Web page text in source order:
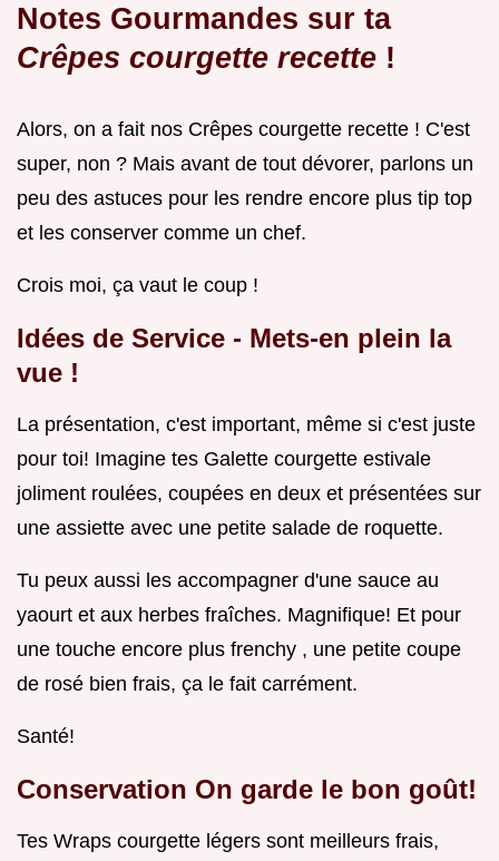
Notes Gourmandes sur ta
Crêpes courgette recette !
Alors, on a fait nos Crêpes courgette recette ! C'est
super, non ? Mais avant de tout dévorer, parlons un
peu des astuces pour les rendre encore plus tip top
et les conserver comme un chef.
Crois moi, ça vaut le coup !
Idées de Service - Mets-en plein la
vue !
La présentation, c'est important, même si c'est juste
pour toi! Imagine tes Galette courgette estivale
joliment roulées, coupées en deux et présentées sur
une assiette avec une petite salade de roquette.
Tu peux aussi les accompagner d'une sauce au
yaourt et aux herbes fraîches. Magnifique! Et pour
une touche encore plus frenchy , une petite coupe
de rosé bien frais, ça le fait carrément.
Santé!
Conservation On garde le bon goût!
Tes Wraps courgette légers sont meilleurs frais,